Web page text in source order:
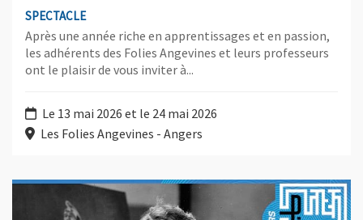
SPECTACLE
Après une année riche en apprentissages et en passion,
les adhérents des Folies Angevines et leurs professeurs
ont le plaisir de vous inviter à...
Le 13 mai 2026 et le 24 mai 2026
Les Folies Angevines - Angers
Plus d'information sur l'évènement : Chantage - Alfred